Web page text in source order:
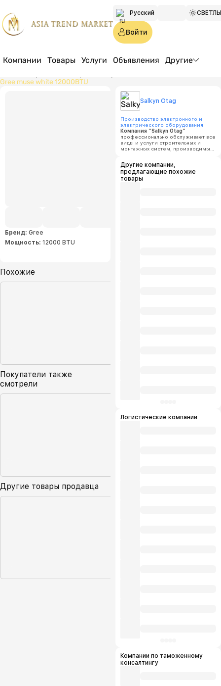
Русский
Türkmen
English
Войти
Компании Товары Услуги Объявления Другие
Gree muse white 12000BTU
Gree
Цена:
Бренд: Gree
Мощность: 12000 BTU
Похожие
Покупатели также
смотрели
Другие товары продавца
Salkyn Otag
Производство электронного и
электрического оборудования
Компания “Salkyn Otag”
профессионально обслуживает все
виды и услуги строительных и
монтажных систем, производимых
Ашхабада, реализуя крупные
проекты и предлагая лучшие
современные решения.
Другие компании,
предлагающие похожие
товары
Логистические компании
Компании по таможенному
консалтингу